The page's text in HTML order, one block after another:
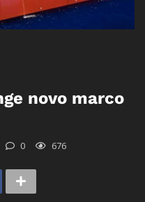
novo marco
0 676